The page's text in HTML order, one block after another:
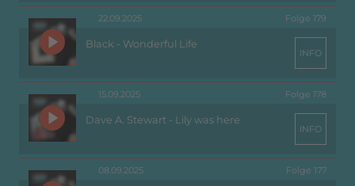
22.09.2025 Folge 179
Black - Wonderful Life
INFO
15.09.2025 Folge 178
Dave A. Stewart - Lily was here
INFO
08.09.2025 Folge 177